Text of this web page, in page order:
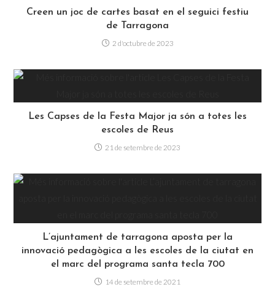
Creen un joc de cartes basat en el seguici festiu
de Tarragona
2 d'octubre de 2023
Les Capses de la Festa Major ja són a totes les
escoles de Reus
21 de setembre de 2023
L’ajuntament de tarragona aposta per la
innovació pedagògica a les escoles de la ciutat en
el marc del programa santa tecla 700
14 de setembre de 2021